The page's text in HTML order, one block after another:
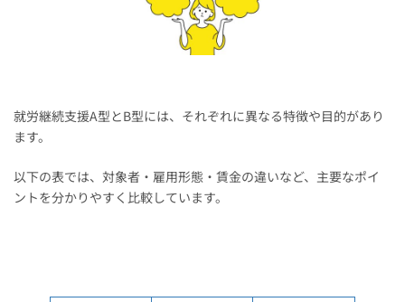
就労継続支援A型とB型には、それぞれに異なる特徴や目的があり
ます。
以下の表では、対象者・雇用形態・賃金の違いなど、主要なポイ
ントを分かりやすく比較しています。